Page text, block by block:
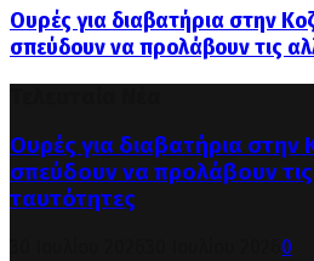
Ουρές για διαβατήρια στην
σπεύδουν να προλάβουν τις
Ουρές για διαβατήρια στην
σπεύδουν να προλάβουν τις
ταυτότητες
0